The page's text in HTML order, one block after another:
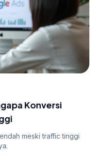
Konversi
meski traffic tinggi